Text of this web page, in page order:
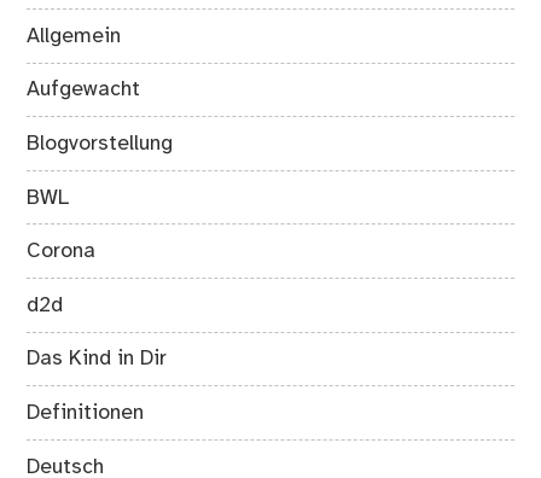
Allgemein
Aufgewacht
Blogvorstellung
BWL
Corona
d2d
Das Kind in Dir
Definitionen
Deutsch